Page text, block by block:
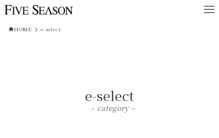
HOME e-select
e-select
– category –